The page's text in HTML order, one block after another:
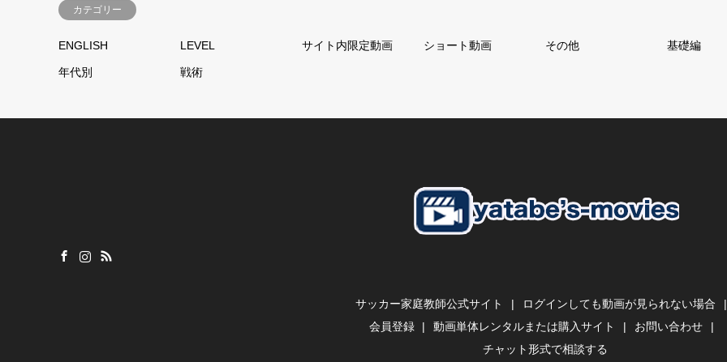
カテゴリー
ENGLISH LEVEL サイト内限定動画 ショート動画 その他 基礎編
年代別 戦術
サッカー家庭教師公式サイト
ログインしても動画が見られない場合
会員登録
動画単体レンタルまたは購入サイト
お問い合わせ
チャット形式で相談する